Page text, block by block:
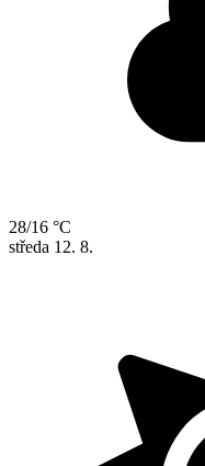
28/16 °C
středa 12. 8.